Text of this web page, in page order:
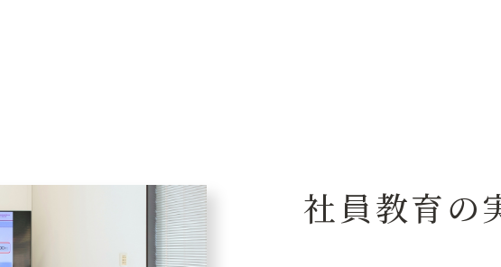
社員教育の